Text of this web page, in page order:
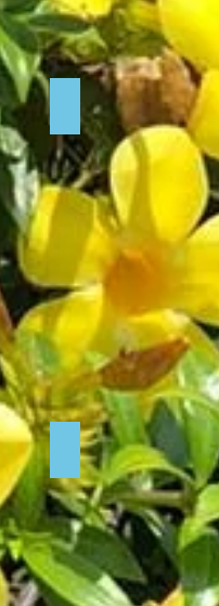
installation terminée
des layettes.
Visite post-natale